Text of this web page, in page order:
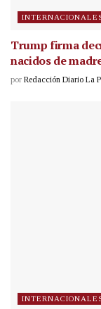
Trump firma
nacidos de
por Redacción Diario La